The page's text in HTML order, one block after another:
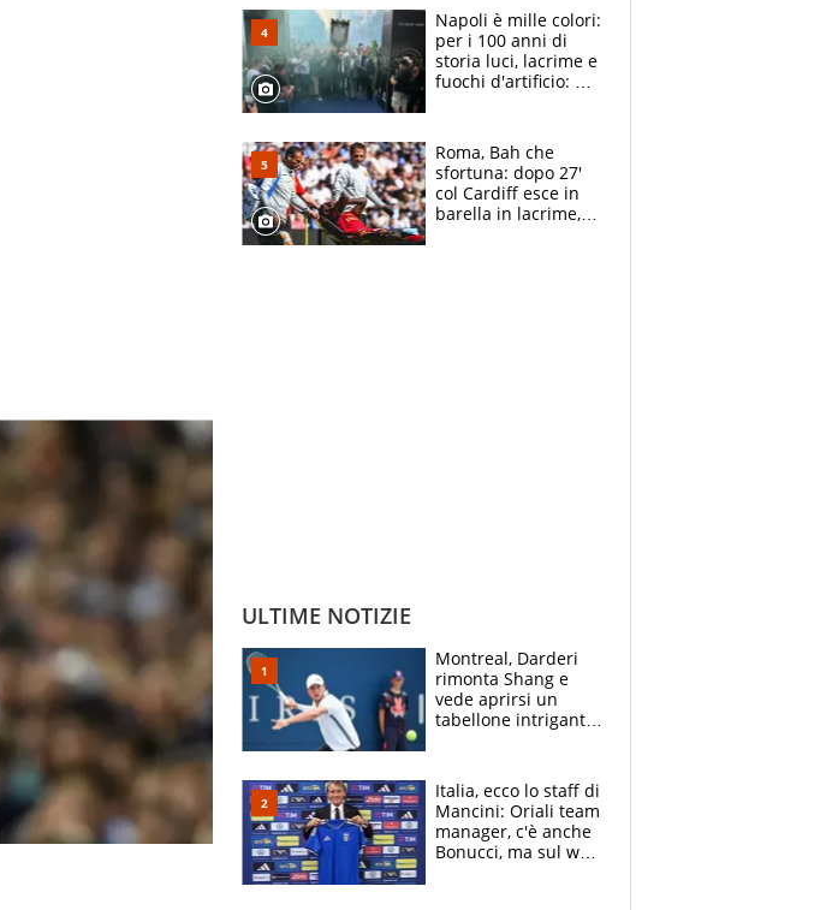
bigliettini
Napoli è mille colori:
per i 100 anni di
storia luci, lacrime e
fuochi d'artificio: De
Roma, Bah che
sfortuna: dopo 27'
col Cardiff esce in
barella in lacrime,
ULTIME NOTIZIE
Montreal, Darderi
rimonta Shang e
vede aprirsi un
tabellone intrigante:
felice del mio livello"
Italia, ecco lo staff di
Mancini: Oriali team
manager, c'è anche
Bonucci, ma sul web